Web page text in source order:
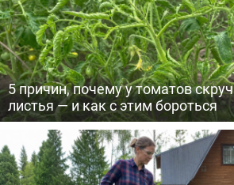
5 причин, почему у томатов
листья — и как с этим бороться